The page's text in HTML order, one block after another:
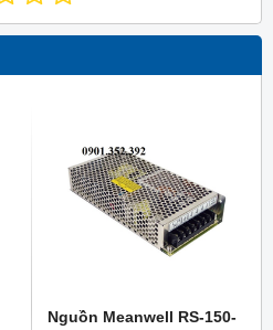
Nguồn Meanwell RS-150-